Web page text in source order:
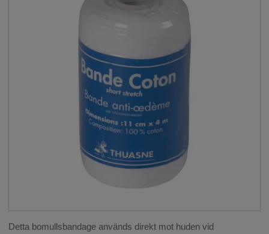
Detta bomullsbandage används direkt mot huden vid